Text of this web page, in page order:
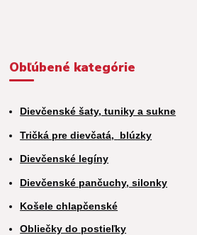
Obľúbené kategórie
Dievčenské šaty, tuniky a sukne
Tričká pre dievčatá, blúzky
Dievčenské legíny
Dievčenské pančuchy, silonky
Košele chlapčenské
Obliečky do postieľky